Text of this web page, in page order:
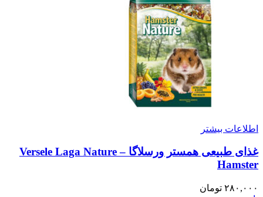
اطلاعات بیشتر
غذای طبیعی همستر ورسلاگا – Versele Laga Nature
Hamster
۲۸۰,۰۰۰ تومان